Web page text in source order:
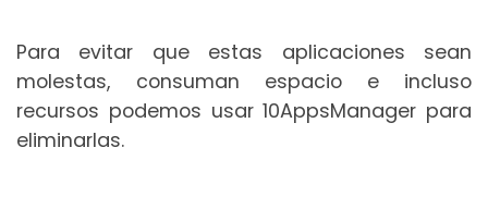
Para evitar que estas aplicaciones sean
molestas, consuman espacio e incluso
recursos podemos usar 10AppsManager para
eliminarlas.